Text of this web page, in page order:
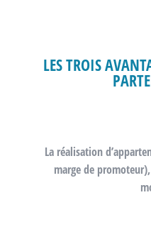
LES TROIS
La réalisation d’
marge de